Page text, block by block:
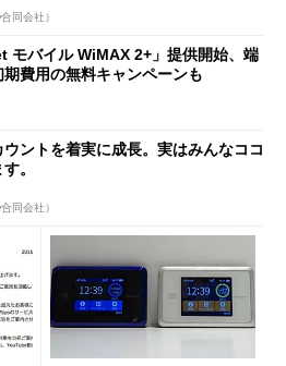
同会社）
モバイル WiMAX 2+」提供開始、端
期費用の無料キャンペーンも
ウントを着実に成長。実はみんなココ
。
同会社）